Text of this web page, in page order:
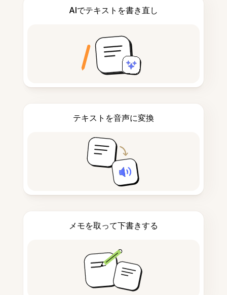
AIでテキストを書き直し
テキストを音声に変換
メモを取って下書きする